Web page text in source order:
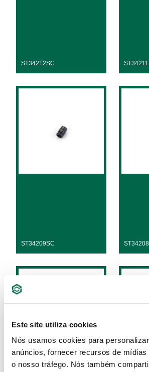
Este site utiliza cookies
Nós usamos cookies para
anúncios, fornecer recursos de
o nosso tráfego. Nós também
ST34212SC
ST34209SC